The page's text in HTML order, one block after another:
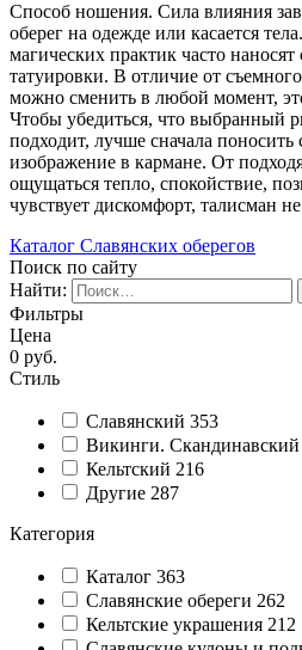
Способ ношения. Сила влияния
оберег на одежде или касается
магических практик часто
татуировки. В отличие от
можно сменить в любой момент,
Чтобы убедиться, что выбранный
подходит, лучше сначала
изображение в кармане. От
ощущаться тепло, спокойствие,
чувствует дискомфорт, талисман
Каталог Славянских оберегов
Поиск по сайту
Найти:
Фильтры
Цена
0 руб.
Стиль
Славянский 353
Викинги. Скандинавский
Кельтский 216
Другие 287
Категория
Каталог 363
Славянские обереги 262
Кельтские украшения 212